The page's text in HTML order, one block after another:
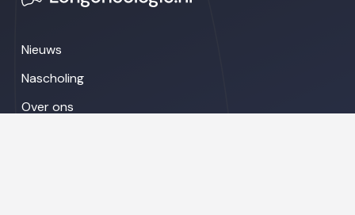
Nieuws
Nascholing
Over ons